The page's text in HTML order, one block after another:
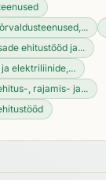
ehitustööd ja...
elektriliinide,...
, rajamis- ja...